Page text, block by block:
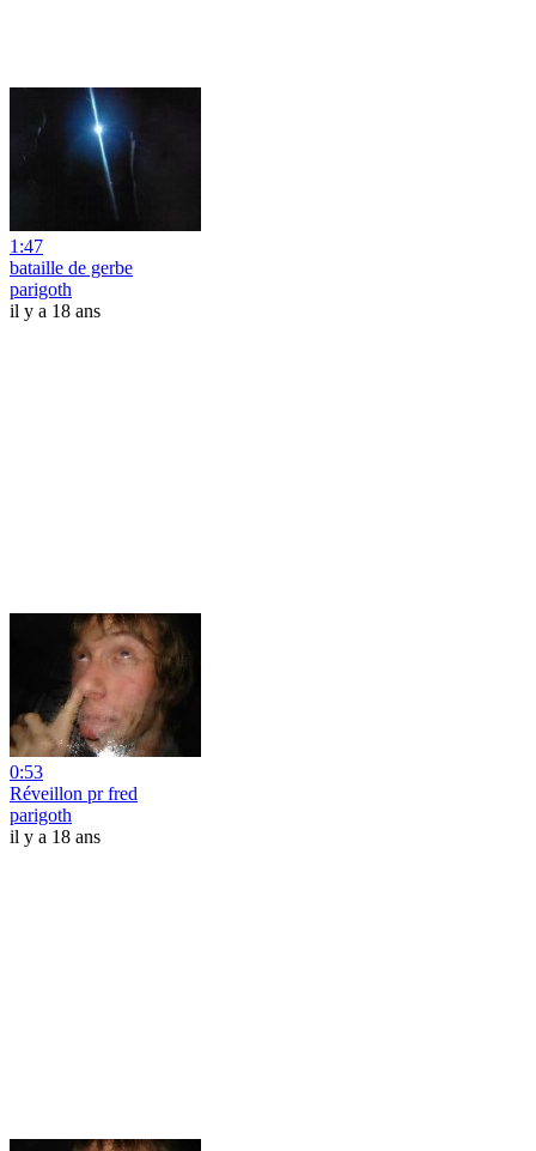
1:47
bataille de gerbe
parigoth
il y a 18 ans
0:53
Réveillon pr fred
parigoth
il y a 18 ans